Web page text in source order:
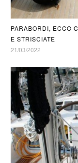
PARABORDI, ECCO
E STRISCIATE
21/03/2022